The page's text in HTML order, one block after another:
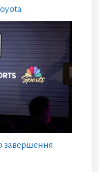
завершення